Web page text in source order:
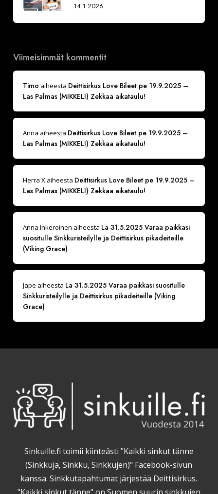
14.1.2026
Viimeisimmät kommentit
Timo aiheesta Deittisirkus Love Bileet pe 19.9.2025 –
Las Palmas (MIKKELI) Zekkaa aikataulu!
Anna aiheesta Deittisirkus Love Bileet pe 19.9.2025 –
Las Palmas (MIKKELI) Zekkaa aikataulu!
Herra Xaiheesta Deittisirkus Love Bileet pe 19.9.2025 –
Las Palmas (MIKKELI) Zekkaa aikataulu!
Anna Inkeroinen aiheesta La 31.5.2025 Varaa paikkasi
suositulle Sinkkuristeilylle ja Deittisirkus pikadeiteille
(Viking Grace)
Jape aiheesta La 31.5.2025 Varaa paikkasi suositulle
Sinkkuristeilylle ja Deittisirkus pikadeiteille (Viking
Grace)
Sinkuille.fi toimii kiinteästi "Kaikki sinkut tänne
(Sinkkuja, Sinkku, Sinkkujen)" Facebook-sivun
kanssa. Sinkkutapahtumat järjestää Deittisirkus.
"Kaikki sinkut tänne" on Suomen suurin sinkkujen